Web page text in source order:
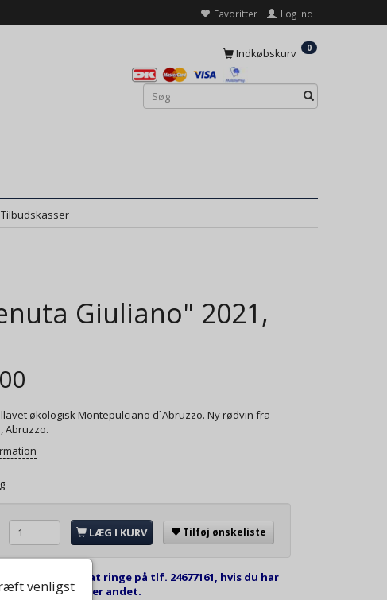
Favoritter Log ind
Indkøbskurv 0
Tilbudskasser
Giuliano" 2021,
økologisk Montepulciano d`Abruzzo. Ny rødvin fra
Abruzzo.
LÆG I KURV Tilføj ønskeliste
velkommen til at ringe på tlf. 24677161, hvis du har
til bestilling eller andet.
venligst